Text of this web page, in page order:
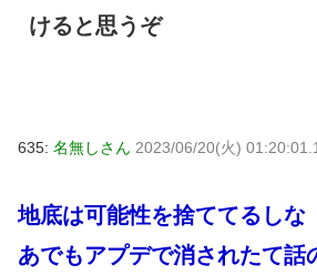
けると思うぞ
635: 名無しさん 2023/06/20(火)
地底は可能性を捨ててるしな
あでもアプデで消されたて話